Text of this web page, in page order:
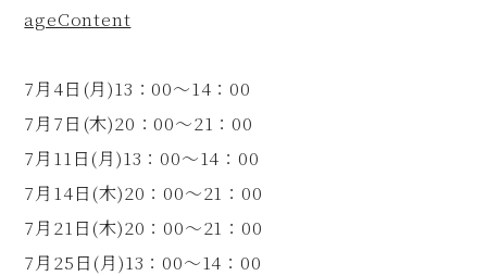
ageContent
7月4日(月)13：00〜14：00
7月7日(木)20：00〜21：00
7月11日(月)13：00〜14：00
7月14日(木)20：00〜21：00
7月21日(木)20：00〜21：00
7月25日(月)13：00〜14：00